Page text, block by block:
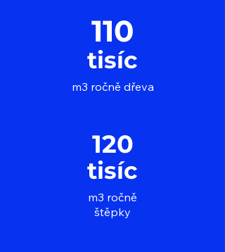
110
tisíc
m3 ročně dřeva
120
tisíc
m3 ročně
štěpky